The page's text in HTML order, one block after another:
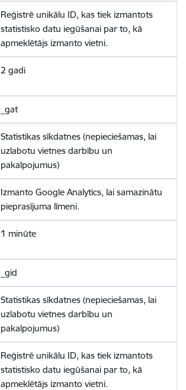
Reģistrē unikālu ID, kas tiek izmantots
statistisko datu iegūšanai par to, kā
apmeklētājs izmanto vietni.
2 gadi
_gat
Statistikas sīkdatnes (nepieciešamas, lai
uzlabotu vietnes darbību un
pakalpojumus)
Izmanto Google Analytics, lai samazinātu
pieprasījuma līmeni.
1 minūte
_gid
Statistikas sīkdatnes (nepieciešamas, lai
uzlabotu vietnes darbību un
pakalpojumus)
Reģistrē unikālu ID, kas tiek izmantots
statistisko datu iegūšanai par to, kā
apmeklētājs izmanto vietni.